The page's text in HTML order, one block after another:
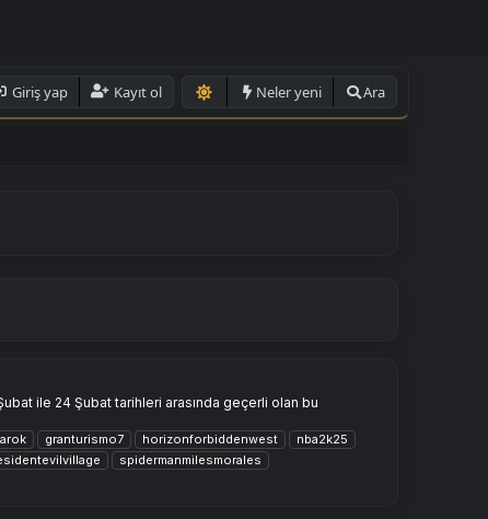
Giriş yap Kayıt ol Neler yeni Ara
ile 24 Şubat tarihleri arasında geçerli olan bu
granturismo7 horizonforbiddenwest
nba2k25
spidermanmilesmorales